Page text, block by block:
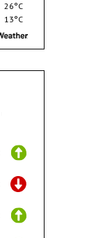
26°C
13°C